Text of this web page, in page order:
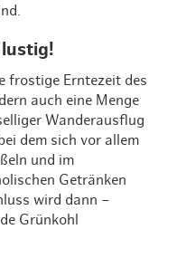
frostige Erntezeit des
auch eine Menge
Wanderausflug
dem sich vor allem
und im
Getränken
wird dann –
Grünkohl